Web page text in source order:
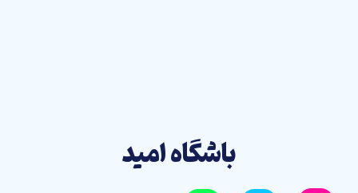
باشگاه امید